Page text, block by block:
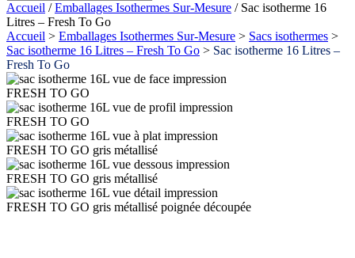
Accueil /Emballages Isothermes Sur-Mesure / Sac isotherme 16
Litres – Fresh To Go
Accueil > Emballages Isothermes Sur-Mesure > Sacs isothermes >
Sac isotherme 16 Litres – Fresh To Go > Sac isotherme 16 Litres –
Fresh To Go